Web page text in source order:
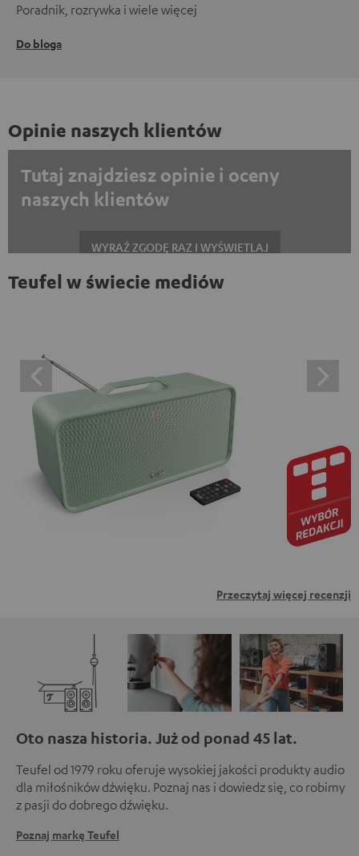
Poradnik, rozrywka i wiele więcej
Do bloga
Opinie naszych klientów
Tutaj znajdziesz opinie i oceny
naszych klientów
WYRAŹ ZGODĘ RAZ I WYŚWIETLAJ
Zawsze wyświetlać treści zewnętrzne? Włącz tę opcję w ustawieniach
tutaj za pomocą jednego kliknięcia. Kliknięcie na treść
oznacza wyrażenie zgody na wyświetlanie treści
zewnętrznych. Oznacza to, że dane osobowe mogą być
przesyłane do platform osób trzecich. Więcej informacji
na ten temat można znaleźć w naszej polityce
prywatności.
Teufel w świecie mediów
Przeczytaj więcej recenzji
Oto nasza historia. Już od ponad 45 lat.
Teufel od 1979 roku oferuje wysokiej jakości produkty audio
dla miłośników dźwięku. Poznaj nas i dowiedz się, co robimy
z pasji do dobrego dźwięku.
Poznaj markę Teufel